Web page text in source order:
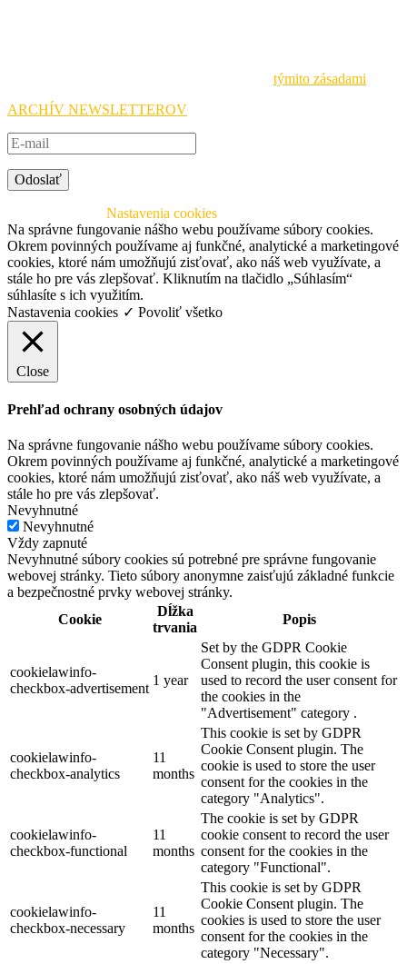
týmito zásadami
ARCHÍV NEWSLETTEROV
Odoslať
Nastavenia cookies
Na správne fungovanie nášho webu používame súbory cookies.
Okrem povinných používame aj funkčné, analytické a marketingové
cookies, ktoré nám umožňujú zisťovať, ako náš web využívate, a
stále ho pre vás zlepšovať. Kliknutím na tlačidlo „Súhlasím“
súhlasíte s ich využitím.
Nastavenia cookies ✓ Povoliť všetko
Close
Prehľad ochrany osobných údajov
Na správne fungovanie nášho webu používame súbory cookies.
Okrem povinných používame aj funkčné, analytické a marketingové
cookies, ktoré nám umožňujú zisťovať, ako náš web využívate, a
stále ho pre vás zlepšovať.
Nevyhnutné
Nevyhnutné
Vždy zapnuté
Nevyhnutné súbory cookies sú potrebné pre správne fungovanie
webovej stránky. Tieto súbory anonymne zaisťujú základné funkcie
a bezpečnostné prvky webovej stránky.
Cookie
Dĺžka
trvania
Popis
cookielawinfo-
checkbox-advertisement
1 year
Set by the GDPR Cookie
Consent plugin, this cookie is
used to record the user consent for
the cookies in the
"Advertisement" category .
cookielawinfo-
checkbox-analytics
11
months
This cookie is set by GDPR
Cookie Consent plugin. The
cookie is used to store the user
consent for the cookies in the
category "Analytics".
cookielawinfo-
checkbox-functional
11
months
The cookie is set by GDPR
cookie consent to record the user
consent for the cookies in the
category "Functional".
cookielawinfo-
checkbox-necessary
11
months
This cookie is set by GDPR
Cookie Consent plugin. The
cookies is used to store the user
consent for the cookies in the
category "Necessary".